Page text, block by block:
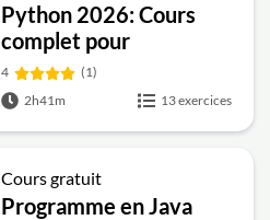
Python 2026: Cours
complet pour
débutants - de 0 à la
maîtrise
4
(1)
2h41m
13 exercices
Cours gratuit
Programme en Java